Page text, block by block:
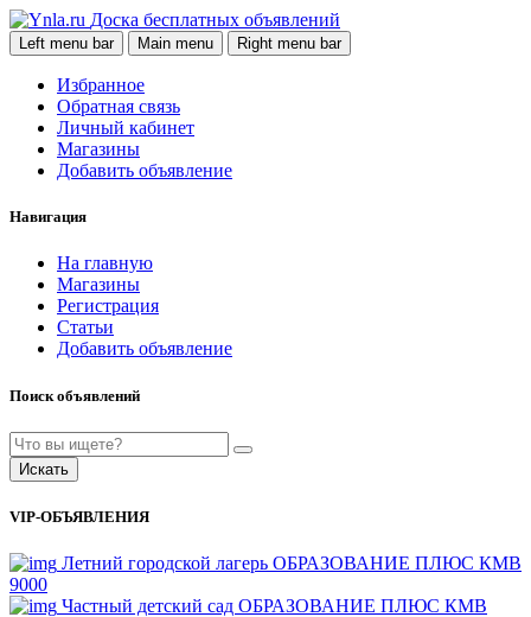
Доска бесплатных объявлений
Left menu bar Main menu Right menu bar
Избранное
Обратная связь
Личный кабинет
Магазины
Добавить объявление
Навигация
На главную
Магазины
Регистрация
Статьи
Добавить объявление
Поиск объявлений
Искать
VIP-ОБЪЯВЛЕНИЯ
Летний городской лагерь ОБРАЗОВАНИЕ ПЛЮС КМВ
9000
Частный детский сад ОБРАЗОВАНИЕ ПЛЮС КМВ